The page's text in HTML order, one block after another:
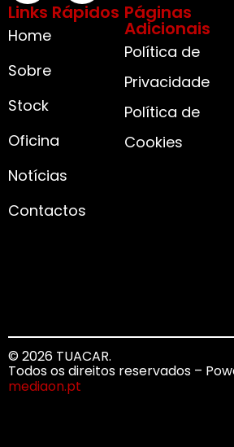
Links Rápidos
Home
Sobre
Stock
Oficina
Notícias
Contactos
Páginas
Adicionais
Política de
Privacidade
Política de
Cookies
© 2026 TUACAR.
Todos os direitos reservados –
mediaon.pt